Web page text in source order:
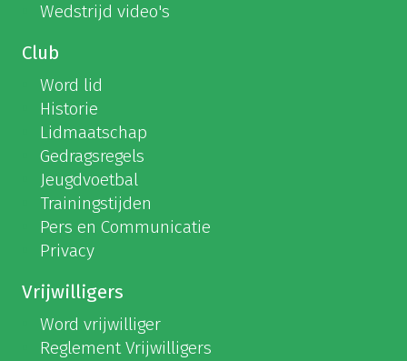
Wedstrijd video's
Club
Word lid
Historie
Lidmaatschap
Gedragsregels
Jeugdvoetbal
Trainingstijden
Pers en Communicatie
Privacy
Vrijwilligers
Word vrijwilliger
Reglement Vrijwilligers